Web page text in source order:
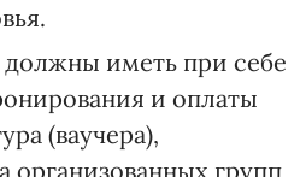
иметь при себе
и оплаты
(ваучера),
организованных групп